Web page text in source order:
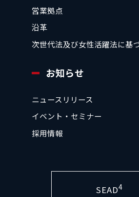
営業拠点
沿革
次世代法及び女性活躍法に基
お知らせ
ニュースリリース
イベント・セミナー
採用情報
SEAD4